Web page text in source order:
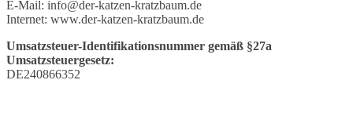
E-Mail: info@der-katzen-kratzbaum.de
Internet: www.der-katzen-kratzbaum.de
Umsatzsteuer-Identifikationsnummer gemäß §27a
Umsatzsteuergesetz:
DE240866352